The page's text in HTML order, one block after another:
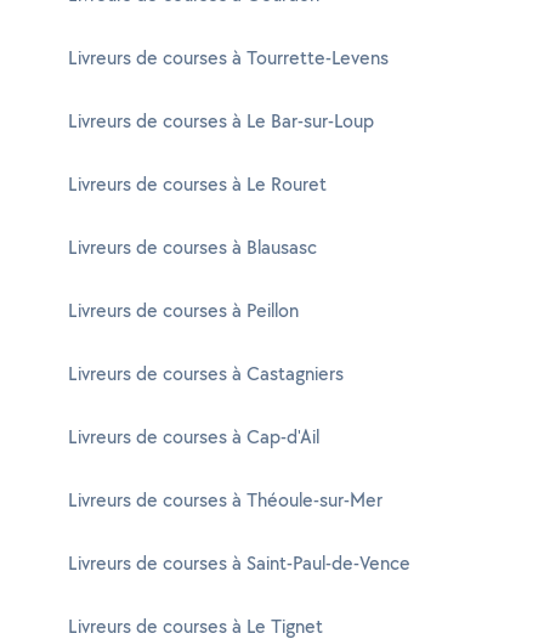
Livreurs de courses à Tourrette-Levens
Livreurs de courses à Le Bar-sur-Loup
Livreurs de courses à Le Rouret
Livreurs de courses à Blausasc
Livreurs de courses à Peillon
Livreurs de courses à Castagniers
Livreurs de courses à Cap-d'Ail
Livreurs de courses à Théoule-sur-Mer
Livreurs de courses à Saint-Paul-de-Vence
Livreurs de courses à Le Tignet